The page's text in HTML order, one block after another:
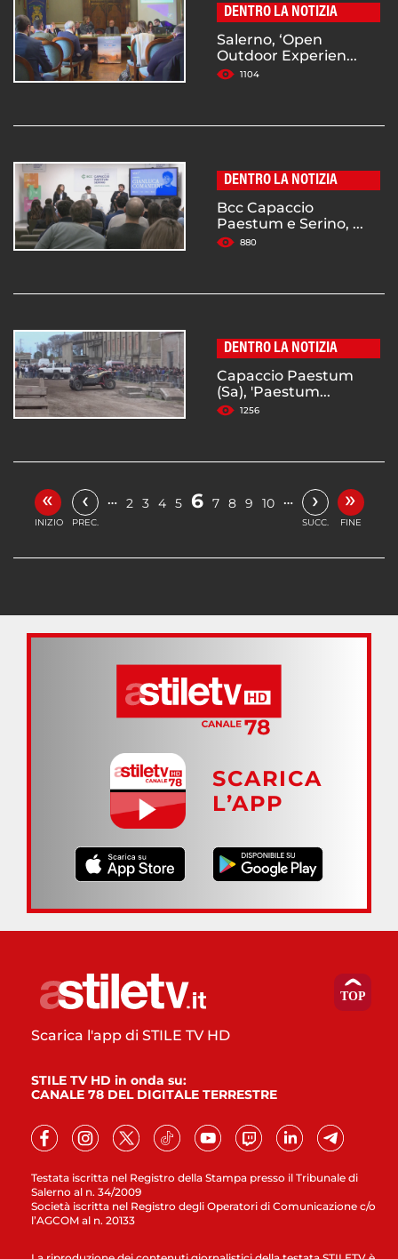
DENTRO LA NOTIZIA
Salerno, ‘Open
Outdoor Experien...
1104
DENTRO LA NOTIZIA
Bcc Capaccio
Paestum e Serino, ...
880
DENTRO LA NOTIZIA
Capaccio Paestum
(Sa), 'Paestum...
1256
«
INIZIO
‹
PREC.
… 2 3 4 5 6 7 8 9 10 … ›
SUCC.
»
FINE
SCARICA
L’APP
Testata iscritta nel Registro della Stampa presso il Tribunale di
Salerno al n. 34/2009
Società iscritta nel Registro degli Operatori di Comunicazione c/o
l’AGCOM al n. 20133
Scarica l'app di STILE TV HD
STILE TV HD in onda su:
CANALE 78 DEL DIGITALE TERRESTRE